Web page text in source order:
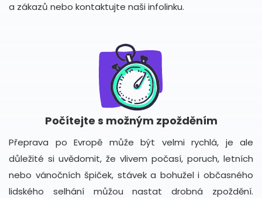
a zákazů nebo kontaktujte naši infolinku.
Počítejte s možným zpožděním
Přeprava po Evropě může být velmi rychlá, je ale
důležité si uvědomit, že vlivem počasí, poruch, letních
nebo vánočních špiček, stávek a bohužel i občasného
lidského selhání můžou nastat drobná zpoždění.